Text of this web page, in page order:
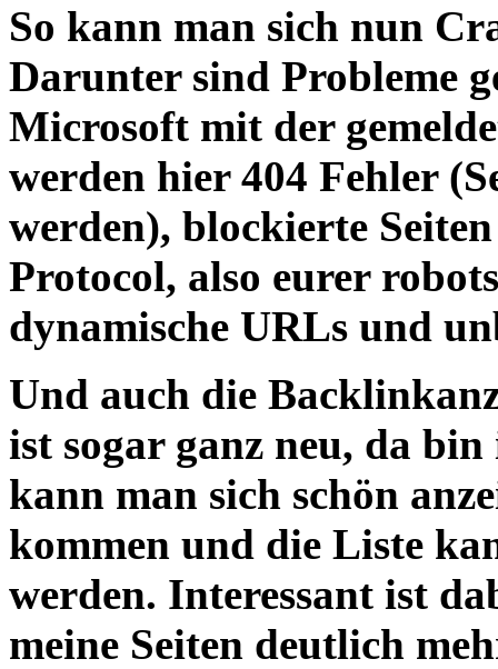
So kann man sich nun
Darunter sind Probleme
Microsoft mit der
werden hier 404 Fehler
werden), blockierte Seiten
Protocol, also eurer
dynamische URLs und
Und auch die
ist sogar ganz neu, da
kann man sich schön
kommen und die Liste
werden. Interessant ist
meine Seiten deutlich